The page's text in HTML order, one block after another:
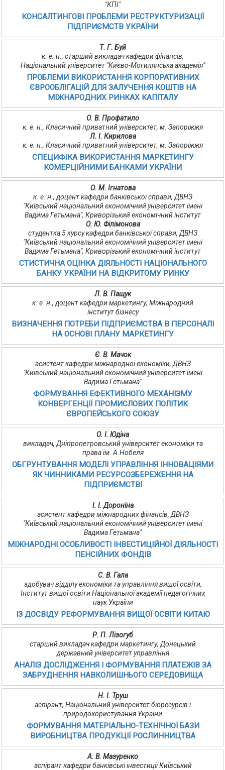
"КПІ"
КОНСАЛТИНГОВІ ПРОБЛЕМИ РЕСТРУКТУРИЗАЦІЇ
ПІДПРИЄМСТВ УКРАЇНИ
Т. Г. Буй
к. е. н., старший викладач кафедри фінансів,
Національний університет "Києво-Могилянська академія"
ПРОБЛЕМИ ВИКОРИСТАННЯ КОРПОРАТИВНИХ
ЄВРООБЛІГАЦІЙ ДЛЯ ЗАЛУЧЕННЯ КОШТІВ НА
МІЖНАРОДНИХ РИНКАХ КАПІТАЛУ
О. В. Профатило
к. е. н., Класичний приватний університет, м. Запоріжжя
Л. І. Кирилова
к. е. н., Класичний приватний університет, м. Запоріжжя
СПЕЦИФІКА ВИКОРИСТАННЯ МАРКЕТИНГУ
КОМЕРЦІЙНИМИ БАНКАМИ УКРАЇНИ
О. М. Ігнатова
к. е. н., доцент кафедри банківської справи, ДВНЗ
"Київський національний економічний університет імені
Вадима Гетьмана", Криворізький економічний інститут
О. Ю. Філімонова
студентка 5 курсу кафедри банківської справи, ДВНЗ
"Київський національний економічний університет імені
Вадима Гетьмана", Криворізький економічний інститут
СТИСТИЧНА ОЦІНКА ДІЯЛЬНОСТІ НАЦІОНАЛЬНОГО
БАНКУ УКРАЇНИ НА ВІДКРИТОМУ РИНКУ
Л. В. Пащук
к. е. н., доцент кафедри маркетингу, Міжнародний
інститут бізнесу
ВИЗНАЧЕННЯ ПОТРЕБИ ПІДПРИЄМСТВА В ПЕРСОНАЛІ
НА ОСНОВІ ПЛАНУ МАРКЕТИНГУ
Є. В. Мачок
асистент кафедри міжнародної економіки, ДВНЗ
"Київський національний економічний університет імені
Вадима Гетьмана"
ФОРМУВАННЯ ЕФЕКТИВНОГО МЕХАНІЗМУ
КОНВЕРГЕНЦІЇ ПРОМИСЛОВИХ ПОЛІТИК
ЄВРОПЕЙСЬКОГО СОЮЗУ
О. І. Юдіна
викладач, Дніпропетровський університет економіки та
права ім. А.Нобеля
ОБГРУНТУВАННЯ МОДЕЛІ УПРАВЛІННЯ ІННОВАЦІЯМИ
ЯК ЧИННИКАМИ РЕСУРСОЗБЕРЕЖЕННЯ НА
ПІДПРИЄМСТВІ
І. І. Дороніна
асистент кафедри міжнародних фінансів, ДВНЗ
"Київський національний економічний університет імені
Вадима Гетьмана"
МІЖНАРОДНІ ОСОБЛИВОСТІ ІНВЕСТИЦІЙНОЇ ДІЯЛЬНОСТІ
ПЕНСІЙНИХ ФОНДІВ
С. В. Гала
здобувач відділу економіки та управління вищої освіти,
Інститут вищої освіти Національної академії педагогічних
наук України
ІЗ ДОСВІДУ РЕФОРМУВАННЯ ВИЩОЇ ОСВІТИ КИТАЮ
Р. П. Лізогуб
старший викладач кафедри маркетингу, Донецький
державний університет управління
АНАЛІЗ ДОСЛІДЖЕННЯ І ФОРМУВАННЯ ПЛАТЕЖІВ ЗА
ЗАБРУДНЕННЯ НАВКОЛИШНЬОГО СЕРЕДОВИЩА
Н. І. Труш
аспірант, Національний університет біоресурсів і
природокористування України
ФОРМУВАННЯ МАТЕРІАЛЬНО-ТЕХНІЧНОЇ БАЗИ
ВИРОБНИЦТВА ПРОДУКЦІЇ РОСЛИННИЦТВА
А. В. Мазуренко
аспірант кафедри банківські інвестиції Київський